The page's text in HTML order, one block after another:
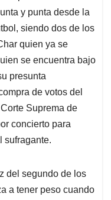
y punta desde la
siendo dos de los
quien ya se
se encuentra bajo
presunta
de votos del
Suprema de
concierto para
sufragante.
del segundo de los
a tener peso cuando